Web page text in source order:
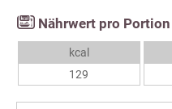
Nährwert pro Portion
kcal
129